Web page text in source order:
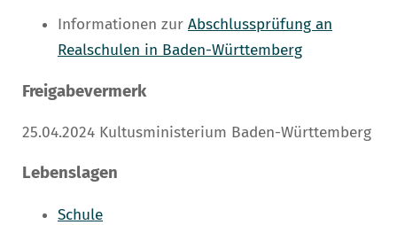
Informationen zur Abschlussprüfung an
Realschulen in Baden-Württemberg
Freigabevermerk
25.04.2024 Kultusministerium Baden-Württemberg
Lebenslagen
Schule